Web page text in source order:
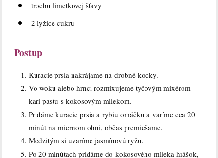
trochu limetkovej šťavy
2 lyžice cukru
Postup
Kuracie prsia nakrájame na drobné kocky.
Vo woku alebo hrnci rozmixujeme tyčovým mixérom
kari pastu s kokosovým mliekom.
Pridáme kuracie prsia a rybiu omáčku a varíme cca 20
minút na miernom ohni, občas premiešame.
Medzitým si uvaríme jasmínovú ryžu.
Po 20 minútach pridáme do kokosového mlieka hrášok,